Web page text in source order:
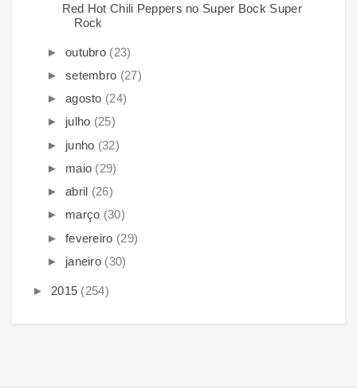
Red Hot Chili Peppers no Super Bock Super
Rock
► outubro (23)
► setembro (27)
► agosto (24)
► julho (25)
► junho (32)
► maio (29)
► abril (26)
► março (30)
► fevereiro (29)
► janeiro (30)
► 2015 (254)